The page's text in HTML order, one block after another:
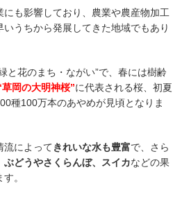
にも影響しており、農業や農産物加工
いうちから発展してきた地域でもあり
と花のまち・ながい”で、春には樹齢
岡の大明神桜”に代表される桜、初夏
種100万本のあやめが見頃となりま
流によってきれいな水も豊富で、さら
ぶどうやさくらんぼ、スイカなどの果
。